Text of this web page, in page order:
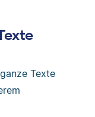
Texte